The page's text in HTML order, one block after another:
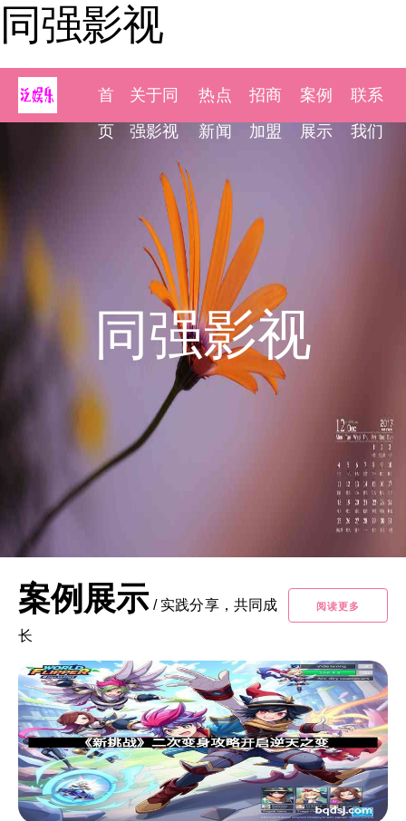
同强影视
首
页
关于同
强影视
热点
新闻
招商
加盟
案例
展示
联系
我们
同强影视
案例展示 / 实践分享，共同成
长
阅读更多